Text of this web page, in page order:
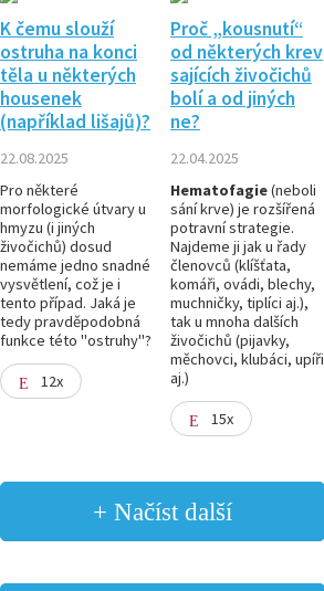
K čemu slouží
ostruha na konci
těla u některých
housenek
(například lišajů)?
22.08.2025
Pro některé
morfologické útvary u
hmyzu (i jiných
živočichů) dosud
nemáme jedno snadné
vysvětlení, což je i
tento případ. Jaká je
tedy pravděpodobná
funkce této "ostruhy"?
12x
Proč „kousnutí“
od některých krev
sajících živočichů
bolí a od jiných
ne?
22.04.2025
Hematofagie(neboli
sání krve) je rozšířená
potravní strategie.
Najdeme ji jak u řady
členovců (klíšťata,
komáři, ovádi, blechy,
muchničky, tiplíci aj.),
tak u mnoha dalších
živočichů (pijavky,
měchovci, klubáci, upíři
aj.)
15x
+ Načíst další